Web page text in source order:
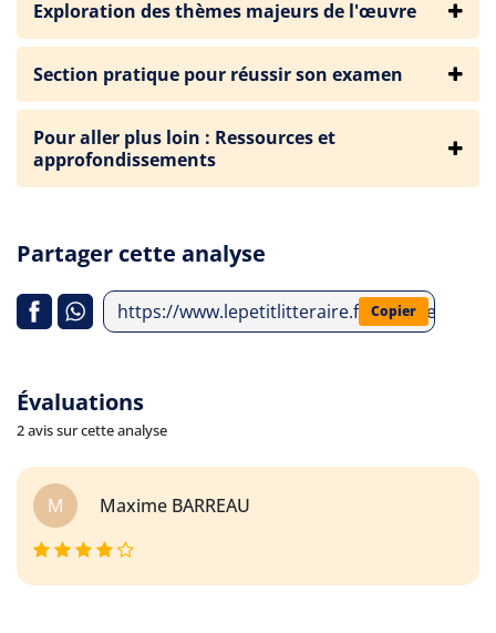
Exploration des thèmes majeurs de l'œuvre
Section pratique pour réussir son examen
Pour aller plus loin : Ressources et
approfondissements
Partager cette analyse
https://www.lepetitlitteraire.fr/analyses-
Copier
Évaluations
2 avis sur cette analyse
M Maxime BARREAU